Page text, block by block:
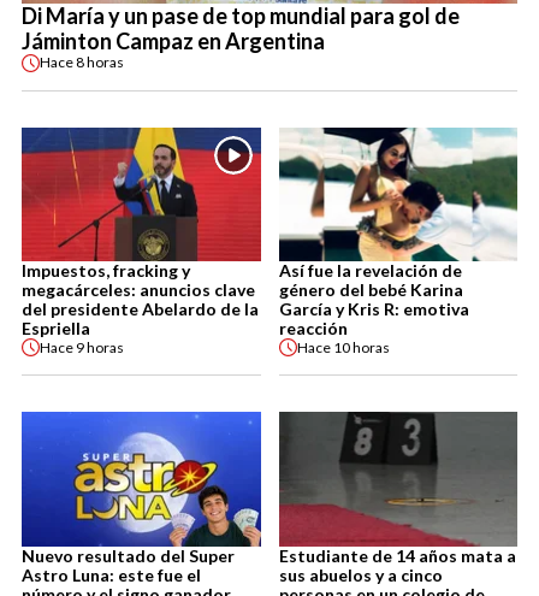
Di María y un pase de top mundial para gol de
Jáminton Campaz en Argentina
Hace8 horas
Impuestos, fracking y
megacárceles: anuncios clave
del presidente Abelardo de la
Espriella
Hace 9 horas
Así fue la revelación de
género del bebé Karina
García y Kris R: emotiva
reacción
Hace 10 horas
Nuevo resultado del Super
Astro Luna: este fue el
Estudiante de 14 años mata a
sus abuelos y a cinco